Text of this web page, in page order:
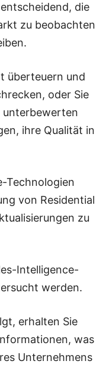
die
zu beobachten
überteuern und
oder Sie
unterbewerten
ihre Qualität in
Technologien
von Residential
zu
Intelligence-
werden.
erhalten Sie
was
Unternehmens